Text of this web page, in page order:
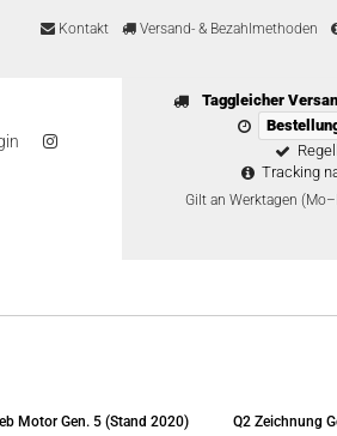
Kontakt Versand- & Bezahlmethoden
Taggleicher
Tracking
Gilt an Werktagen
Motor Gen. 5 (Stand 2020) Q2 Zeichnung